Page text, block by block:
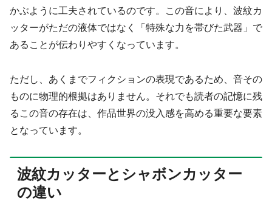
かぶように工夫されているのです。この音により、波紋カ
ッターがただの液体ではなく「特殊な力を帯びた武器」で
あることが伝わりやすくなっています。
ただし、あくまでフィクションの表現であるため、音その
ものに物理的根拠はありません。それでも読者の記憶に残
るこの音の存在は、作品世界の没入感を高める重要な要素
となっています。
波紋カッターとシャボンカッター
の違い